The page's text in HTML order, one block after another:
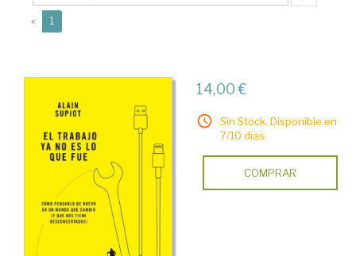
« 1
14,00 €
Sin Stock. Disponible en
7/10 días.
COMPRAR